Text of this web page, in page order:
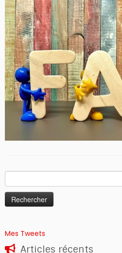
Mes Tweets
Articles récents